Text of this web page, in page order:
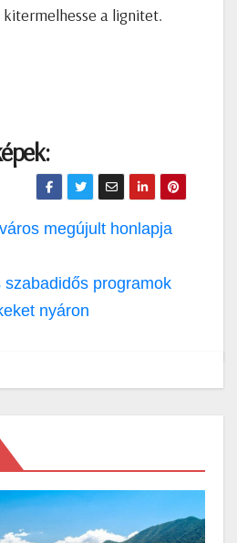
a lignitet.
megújult honlapja
szabadidős programok
nyáron